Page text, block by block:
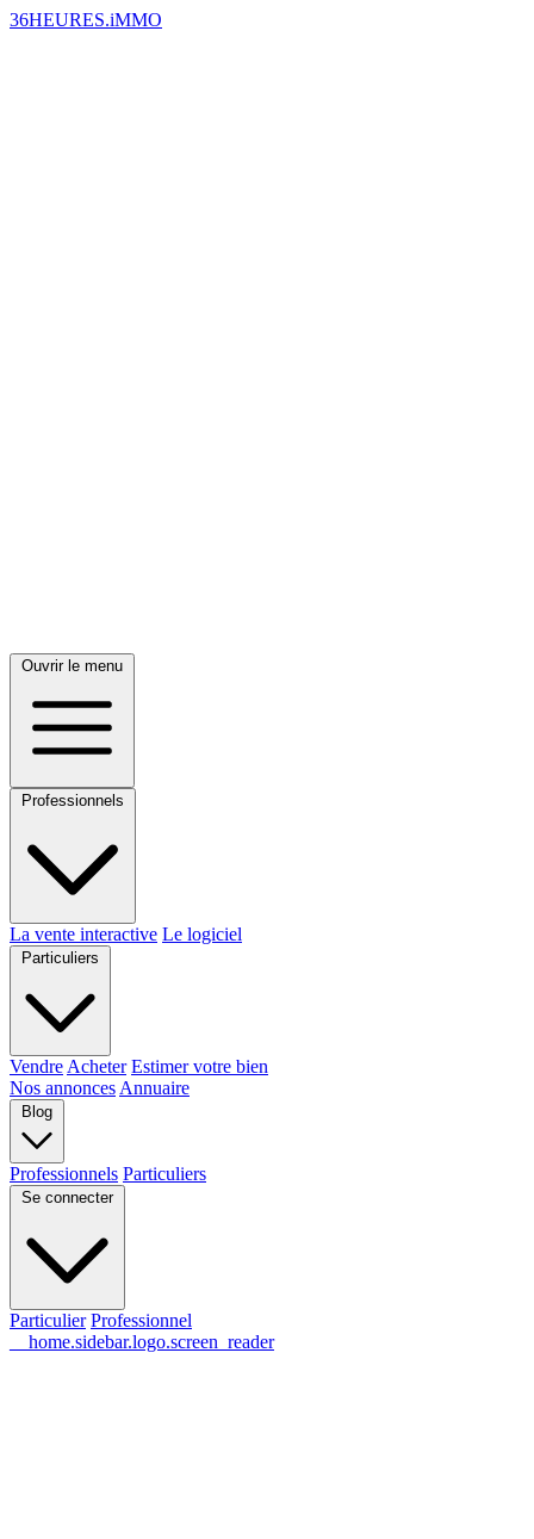
36HEURES.iMMO
Ouvrir le menu
Professionnels
La vente interactive Le logiciel
Particuliers
Vendre Acheter Estimer votre bien
Nos annonces Annuaire
Blog
Professionnels Particuliers
Se connecter
Particulier Professionnel
__home.sidebar.logo.screen_reader